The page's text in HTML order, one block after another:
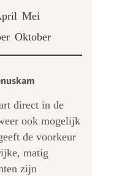
Mei
Oktober
direct in de
ook mogelijk
de voorkeur
matig
zijn